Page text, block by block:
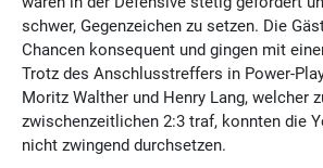
schwer, Gegenzeichen zu setzen. Die
Chancen konsequent und gingen mit
Trotz des Anschlusstreffers in Power-
Moritz Walther und Henry Lang, welcher
zwischenzeitlichen 2:3 traf, konnten die
nicht zwingend durchsetzen.